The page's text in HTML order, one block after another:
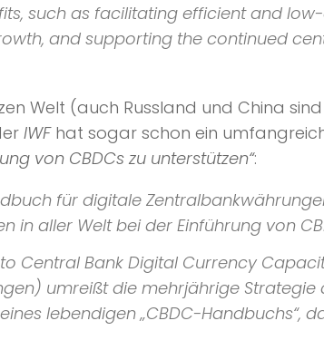
such as facilitating efficient and
and supporting the continued
Welt (auch Russland und China
IWFhat sogar schon ein
von CBDCs zu unterstützen“:
für digitale
in aller Welt bei der Einführung von
Central Bank Digital Currency
umreißt die mehrjährige Strategie
lebendigen „CBDC-Handbuchs“,